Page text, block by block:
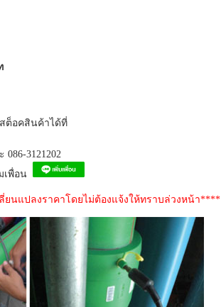
ต็อคสินค้าได้ที่
086-3121202
เพื่อน
ยนแปลงราคาโดยไม่ต้องแจ้งให้ทราบล่วงหน้า****